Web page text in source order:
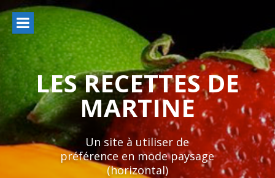
Aller
au
contenu
LES RECETTES DE
MARTINE
Un site à utiliser de
préférence en mode paysage
(horizontal)